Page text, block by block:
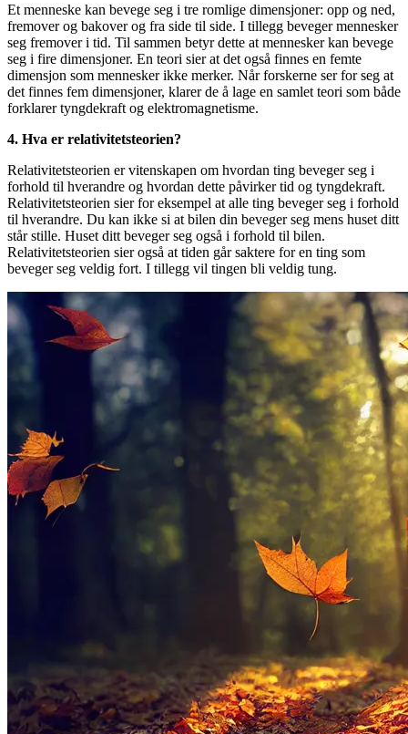
Et menneske kan bevege seg i tre romlige dimensjoner: opp og ned,
fremover og bakover og fra side til side. I tillegg beveger mennesker
seg fremover i tid. Til sammen betyr dette at mennesker kan bevege
seg i fire dimensjoner. En teori sier at det også finnes en femte
dimensjon som mennesker ikke merker. Når forskerne ser for seg at
det finnes fem dimensjoner, klarer de å lage en samlet teori som både
forklarer tyngdekraft og elektromagnetisme.
4. Hva er relativitetsteorien?
Relativitetsteorien er vitenskapen om hvordan ting beveger seg i
forhold til hverandre og hvordan dette påvirker tid og tyngdekraft.
Relativitetsteorien sier for eksempel at alle ting beveger seg i forhold
til hverandre. Du kan ikke si at bilen din beveger seg mens huset ditt
står stille. Huset ditt beveger seg også i forhold til bilen.
Relativitetsteorien sier også at tiden går saktere for en ting som
beveger seg veldig fort. I tillegg vil tingen bli veldig tung.